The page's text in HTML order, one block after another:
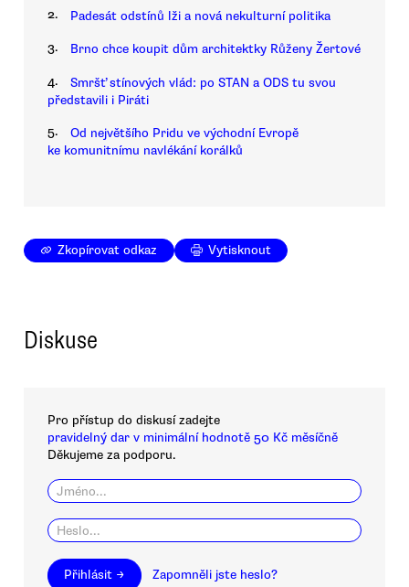
2. Padesát odstínů lži a nová nekulturní politika
3. Brno chce koupit dům architektky Růženy Žertové
4.
Smršť stínových vlád: po STAN a ODS tu svou
představili i Piráti
5.
Od největšího Pridu ve východní Evropě
ke komunitnímu navlékání korálků
Zkopírovat odkaz Vytisknout
Diskuse
Pro přístup do diskusí zadejte
pravidelný dar v minimální hodnotě 50 Kč měsíčně
Děkujeme za podporu.
Přihlásit → Zapomněli jste heslo?